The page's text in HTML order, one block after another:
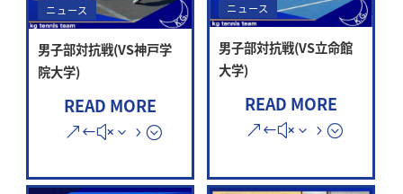
ニュース
男子部対抗戦(VS神戸学
院大学)
READ MORE
ニュース
男子部対抗戦(VS立命館
大学)
READ MORE